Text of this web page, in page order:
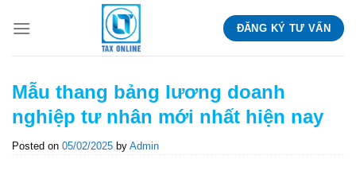
ĐĂNG KÝ TƯ VẤN
Mẫu thang bảng lương doanh
nghiệp tư nhân mới nhất hiện nay
Posted on 05/02/2025 by Admin